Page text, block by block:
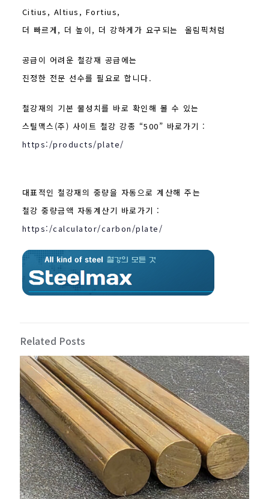
Citius, Altius, Fortius,
더 빠르게, 더 높이, 더 강하게가 요구되는 올림픽처럼
공급이 어려운 철강재 공급에는
진정한 전문 선수를 필요로 합니다.
철강재의 기본 물성치를 바로 확인해 볼 수 있는
스틸맥스(주) 사이트 철강 강종 “500” 바로가기 :
https:/products/plate/
대표적인 철강재의 중량을 자동으로 계산해 주는
철강 중량금액 자동계산기 바로가기 :
https:/calculator/carbon/plate/
Related Posts